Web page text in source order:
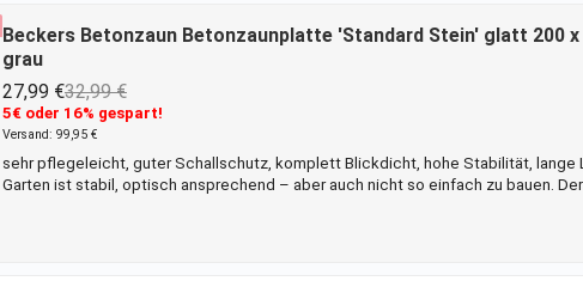
Beckers Betonzaun Betonzaunplatte 'Standard Stein' glatt 200 x
grau
27,99 €32,99 €
5€ oder 16% gespart!
Versand: 99,95 €
sehr pflegeleicht, guter Schallschutz, komplett Blickdicht, hohe Stabilität, lange
Garten ist stabil, optisch ansprechend – aber auch nicht so einfach zu bauen.
zusammenfügen. Mit den Maßen 38,5 cm x 200 cm x 35 mm ist der Betonzaun